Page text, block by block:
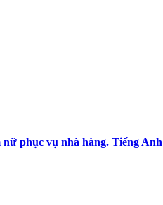
nữ phục vụ nhà hàng. Tiếng